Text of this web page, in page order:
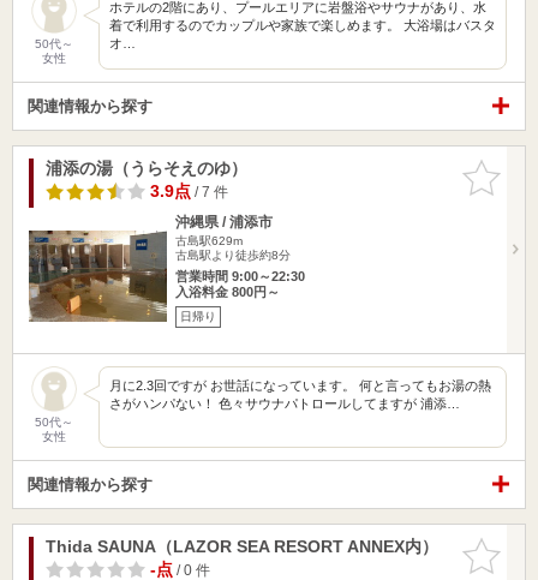
50代～
女性
ホテルの2階にあり、プールエリアに岩盤浴やサウナがあり、水
着で利用するのでカップルや家族で楽しめます。 大浴場はバスタ
オ…
関連情報から探す
お気に入
りに追加
浦添の湯（うらそえのゆ）
3.9点/ 7 件
沖縄県 / 浦添市
古島駅629m
古島駅より徒歩約8分
営業時間 9:00～22:30
入浴料金 800円～
日帰り
50代～
女性
月に2.3回ですが お世話になっています。 何と言ってもお湯の熱
さがハンパない！ 色々サウナパトロールしてますが 浦添…
関連情報から探す
お気に入
りに追加
Thida SAUNA（LAZOR SEA RESORT ANNEX内）
-点/ 0 件